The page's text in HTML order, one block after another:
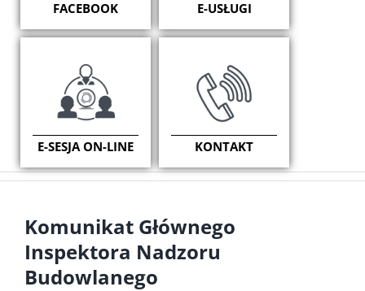
FACEBOOK E-USŁUGI
E-SESJA ON-LINE KONTAKT
Komunikat Głównego
Inspektora Nadzoru
Budowlanego